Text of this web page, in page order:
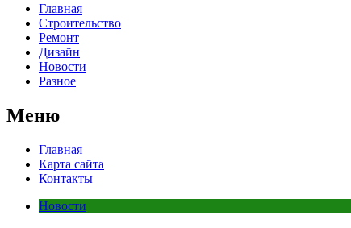
Главная
Строительство
Ремонт
Дизайн
Новости
Разное
Меню
Главная
Карта сайта
Контакты
Новости